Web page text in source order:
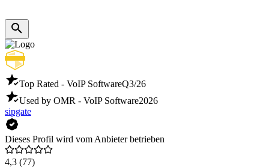
Top Rated - VoIP SoftwareQ3/26
Used by OMR - VoIP Software2026
sipgate
Dieses Profil wird vom Anbieter betrieben
4,3 (77)